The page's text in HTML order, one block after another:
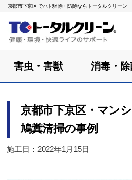
京都市下京区でハト駆除・防除ならトータルクリーン
害虫・害獣 消毒・除
京都市下京区・マン
鳩糞清掃の事例
施工日：2022年1月15日